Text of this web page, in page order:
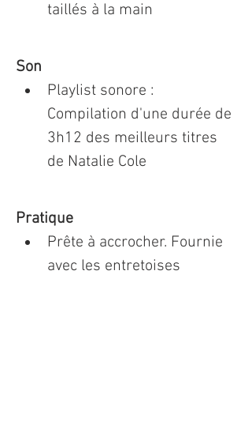
taillés à la main
Son
Playlist sonore :
Compilation d'une durée de
3h12 des meilleurs titres
de Natalie Cole
Pratique
Prête à accrocher. Fournie
avec les entretoises